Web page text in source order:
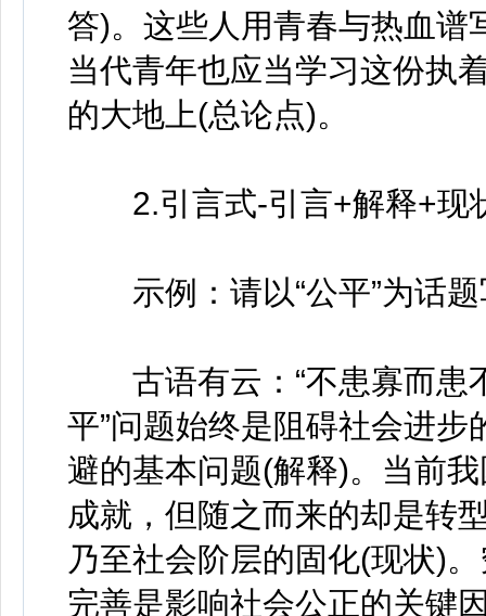
答)。这些人用青春与热血谱
当代青年也应当学习这份执
的大地上(总论点)。
2.引言式-引言+解释+现
示例：请以“公平”为话题
古语有云：“不患寡而患
平”问题始终是阻碍社会进
避的基本问题(解释)。当前
成就，但随之而来的却是转
乃至社会阶层的固化(现状)
完善是影响社会公正的关键